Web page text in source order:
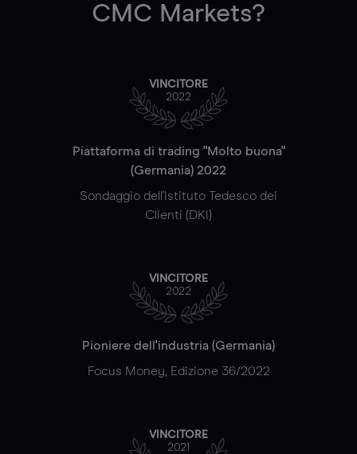
CMC Markets?
VINCITORE
2022
Piattaforma di trading "Molto buona"
(Germania) 2022
Sondaggio dell'Istituto Tedesco dei
Clienti (DKI)
VINCITORE
2022
Pioniere dell'industria (Germania)
Focus Money, Edizione 36/2022
VINCITORE
2021